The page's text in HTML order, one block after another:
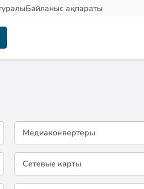
Байланыс ақпараты
Медиаконвертеры
Сетевые карты